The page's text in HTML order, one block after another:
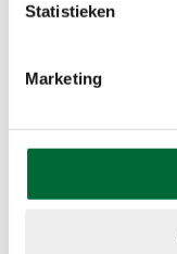
Statistieken
Marketing
(Foto © Pixabay -